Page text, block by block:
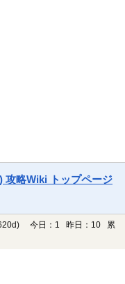
攻略Wiki トップページ
今日：1 昨日：10 累